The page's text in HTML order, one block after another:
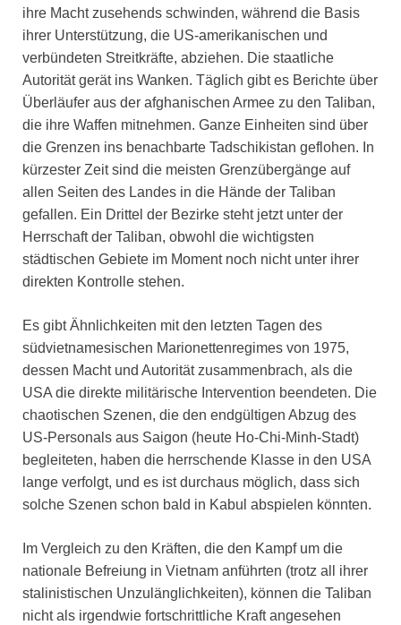
ihre Macht zusehends schwinden, während die Basis
ihrer Unterstützung, die US-amerikanischen und
verbündeten Streitkräfte, abziehen. Die staatliche
Autorität gerät ins Wanken. Täglich gibt es Berichte über
Überläufer aus der afghanischen Armee zu den Taliban,
die ihre Waffen mitnehmen. Ganze Einheiten sind über
die Grenzen ins benachbarte Tadschikistan geflohen. In
kürzester Zeit sind die meisten Grenzübergänge auf
allen Seiten des Landes in die Hände der Taliban
gefallen. Ein Drittel der Bezirke steht jetzt unter der
Herrschaft der Taliban, obwohl die wichtigsten
städtischen Gebiete im Moment noch nicht unter ihrer
direkten Kontrolle stehen.
Es gibt Ähnlichkeiten mit den letzten Tagen des
südvietnamesischen Marionettenregimes von 1975,
dessen Macht und Autorität zusammenbrach, als die
USA die direkte militärische Intervention beendeten. Die
chaotischen Szenen, die den endgültigen Abzug des
US-Personals aus Saigon (heute Ho-Chi-Minh-Stadt)
begleiteten, haben die herrschende Klasse in den USA
lange verfolgt, und es ist durchaus möglich, dass sich
solche Szenen schon bald in Kabul abspielen könnten.
Im Vergleich zu den Kräften, die den Kampf um die
nationale Befreiung in Vietnam anführten (trotz all ihrer
stalinistischen Unzulänglichkeiten), können die Taliban
nicht als irgendwie fortschrittliche Kraft angesehen